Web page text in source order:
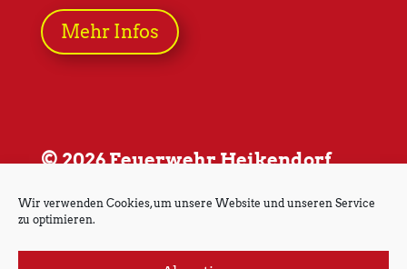
Wir verwenden Cookies, um unsere Website und unseren Service
zu optimieren.
Mehr Infos
© 2026 Feuerwehr Heikendorf